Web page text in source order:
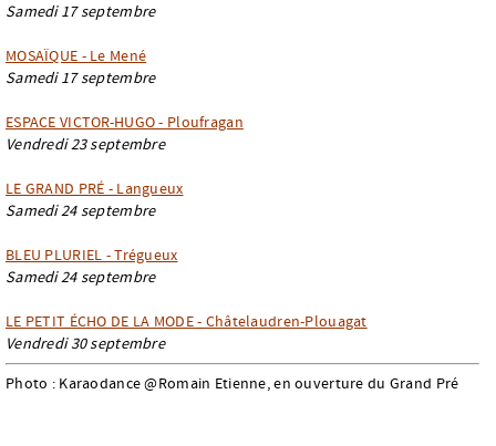
Samedi 17 septembre
MOSAÏQUE - Le Mené
Samedi 17 septembre
ESPACE VICTOR-HUGO - Ploufragan
Vendredi 23 septembre
LE GRAND PRÉ - Langueux
Samedi 24 septembre
BLEU PLURIEL - Trégueux
Samedi 24 septembre
LE PETIT ÉCHO DE LA MODE - Châtelaudren-Plouagat
Vendredi 30 septembre
Photo : Karaodance @Romain Etienne, en ouverture du Grand Pré